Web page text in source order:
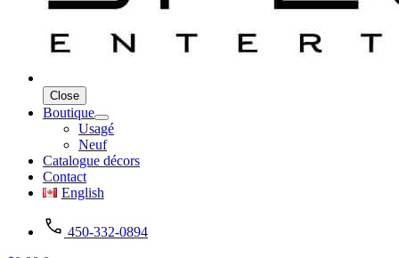
Close
Boutique
Usagé
Neuf
Catalogue décors
Contact
English
450-332-0894